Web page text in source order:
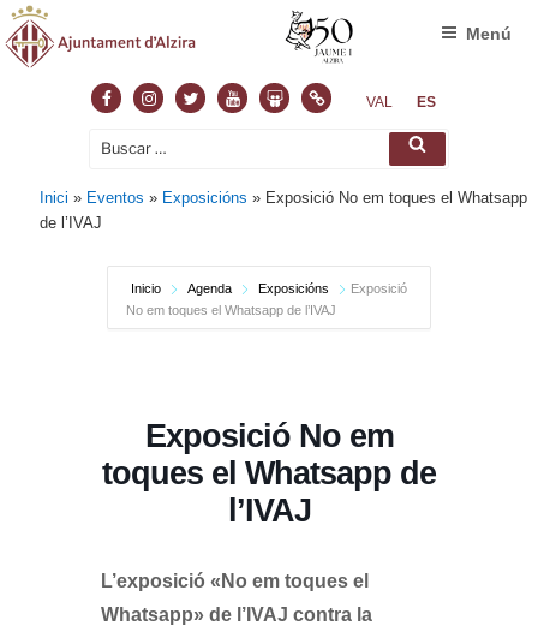
FacebookInstagram
TwitterYoutubeSlideshare
NormasVAL ES
Buscar
Buscar
Menú
Inici » Eventos » Exposicións » Exposició No em toques el Whatsapp
de l’IVAJ
Inicio Agenda Exposicións
Exposició
No em toques el Whatsapp de l’IVAJ
Exposició No em
toques el Whatsapp de
l’IVAJ
L’exposició «No em toques el
Whatsapp» de l’IVAJ contra la